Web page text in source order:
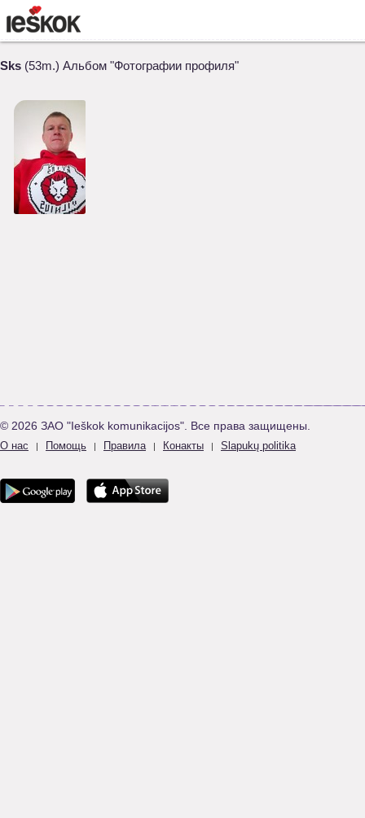
Sks (53m.) Альбом "Фотографии профиля"
© 2026 ЗАО "Ieškok komunikacijos". Все права защищены.
О нас | Помощь | Правила | Конакты | Slapukų politika